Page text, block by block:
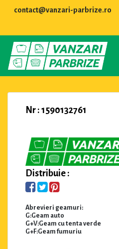
contact@vanzari-parbrize.ro
Nr : 1590132761
Distribuie :
Abrevieri geamuri:
G:Geam auto
G+V:Geam cu tenta verde
G+F:Geam fumuriu